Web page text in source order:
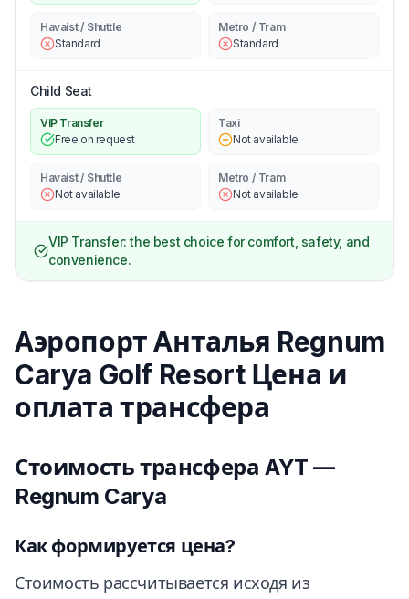
Havaist / Shuttle
Standard
Metro / Tram
Standard
Child Seat
VIP Transfer
Free on request
Taxi
Not available
Havaist / Shuttle
Not available
Metro / Tram
Not available
VIP Transfer: the best choice for comfort, safety, and
convenience.
Аэропорт Анталья Regnum
Carya Golf Resort Цена и
оплата трансфера
Стоимость трансфера AYT —
Regnum Carya
Как формируется цена?
Стоимость рассчитывается исходя из